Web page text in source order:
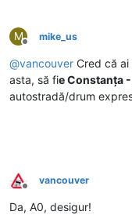
M
Deconectat
mike_us
@vancouver Cred că ai
asta, să fie Constanța
autostradă/drum
Deconectat
vancouver
Da, A0, desigur!